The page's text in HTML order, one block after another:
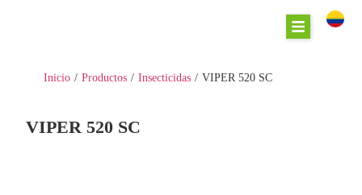
Inicio / Productos / Insecticidas / VIPER 520 SC
VIPER 520 SC